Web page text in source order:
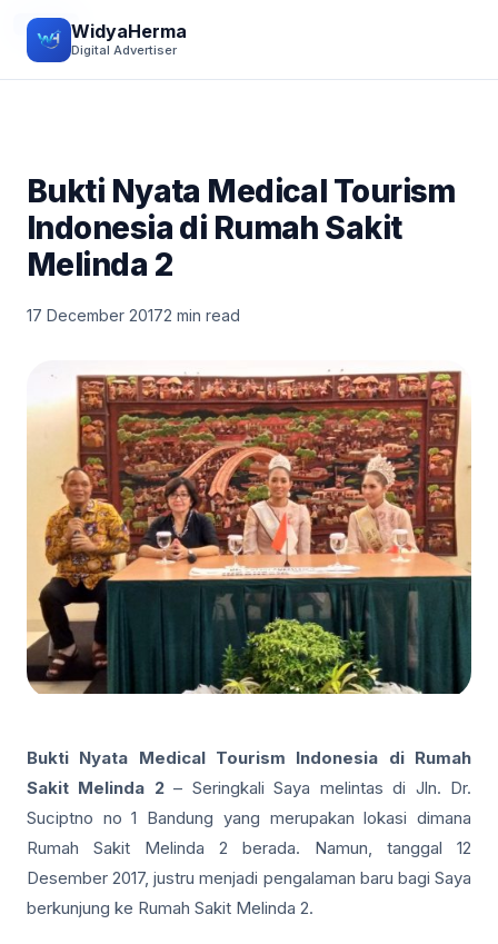
WidyaHerma
Digital Advertiser
EVENT
Bukti Nyata Medical Tourism
Indonesia di Rumah Sakit
Melinda 2
17 December 20172 min read
Bukti Nyata Medical Tourism Indonesia di Rumah
Sakit Melinda 2– Seringkali Saya melintas di Jln. Dr.
Suciptno no 1 Bandung yang merupakan lokasi dimana
Rumah Sakit Melinda 2 berada. Namun, tanggal 12
Desember 2017, justru menjadi pengalaman baru bagi Saya
berkunjung ke Rumah Sakit Melinda 2.